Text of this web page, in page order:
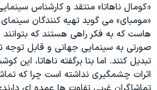
«کومال ناهاتا» منتقد و کارشناس
«مومبای» می گوید تهیه کنندگان سینمای
هاست که به فکر راهی هستند که بتوانند
صورتی به سینمایی جهانی و قابل توجه
تبدیل کنند. اما بنا برگفته ناهاتا، این
اثرات چشمگیری نداشته است چرا که